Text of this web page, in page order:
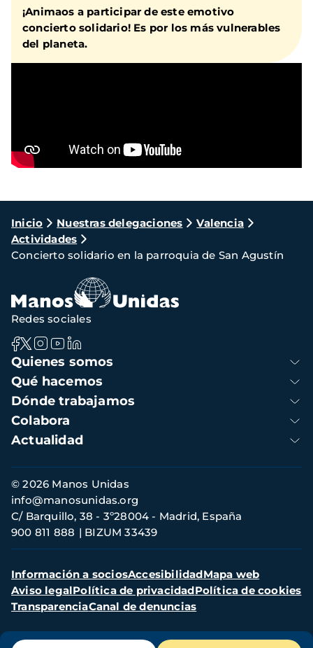
¡Animaos a participar de este emotivo
concierto solidario! Es por los más vulnerables
del planeta.
Ruta
de
navegación
Inicio Nuestras delegaciones
Valencia
Actividades
Concierto solidario en la parroquia de San Agustín
Navegación
principal
Quienes somos
Qué hacemos
Dónde trabajamos
Colabora
Actualidad
Redes sociales
Información
de
contacto
© 2026 Manos Unidas
C/ Barquillo, 38 - 3º28004 - Madrid, España
900 811 888
BIZUM 33439
info@manosunidas.org
Menú
secundario
Información a sociosAccesibilidadMapa web
Aviso legalPolítica de privacidadPolítica de cookies
TransparenciaCanal de denuncias